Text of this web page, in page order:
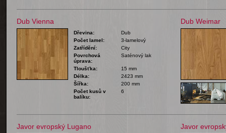
Dub Vienna
Dřevina:
Dub
Počet lamel:
3-lamelový
Zatřídění:
City
Povrchová
úprava:
Saténový lak
Tloušťka:
15 mm
Délka:
2423 mm
Šířka:
200 mm
Počet kusů v
balíku:
6
Dub Weimar
Javor evropský Lugano Javor